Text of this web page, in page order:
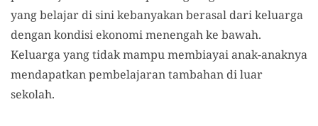
yang belajar di sini kebanyakan berasal dari keluarga
dengan kondisi ekonomi menengah ke bawah.
Keluarga yang tidak mampu membiayai anak-anaknya
mendapatkan pembelajaran tambahan di luar
sekolah.